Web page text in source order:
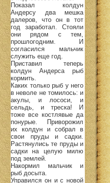
Показал колдун
Андерсу два мешка
далеров, что он в тот
год заработал. Стояли
они рядом с тем,
прошлогодним. И
согласился мальчик
служить еще год.
Приставил теперь
колдун Андерса рыб
кормить.
Каких только рыб у него
в неволе не томилось: и
акулы, и лососи, и
сельдь, и треска! И
тоже все костлявые да
понурые. Приворожил
их колдун и собрал в
свои пруды и садки.
Растянулись те пруды и
садки на целую милю
под землей.
Накормил мальчик и
рыб досыта.
Управился он и с новой